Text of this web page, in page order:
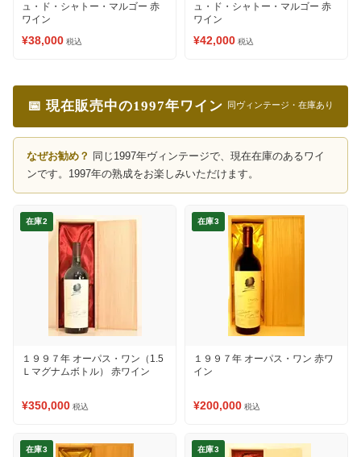
ュ・ド・シャトー・マルゴー 赤
ワイン
¥38,000 税込
ュ・ド・シャトー・マルゴー 赤
ワイン
¥42,000 税込
📅 現在販売中の1997年ワイン 同ヴィンテージ・在庫あり
なぜお勧め？ 同じ1997年ヴィンテージで、現在在庫のあるワイ
ンです。1997年の熟成をお楽しみいただけます。
在庫2
１９９７年 オーパス・ワン（1.5
Ｌマグナムボトル） 赤ワイン
¥350,000 税込
在庫3
１９９７年 オーパス・ワン 赤ワ
イン
¥200,000 税込
在庫3 在庫3